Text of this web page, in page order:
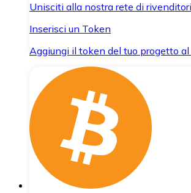
Unisciti alla nostra rete di
Inserisci un Token
Aggiungi il token del tuo progetto